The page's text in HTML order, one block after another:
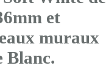
et
muraux
Blanc.